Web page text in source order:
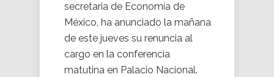
secretaria de Economía de
México, ha anunciado la mañana
de este jueves su renuncia al
cargo en la conferencia
matutina en Palacio Nacional.